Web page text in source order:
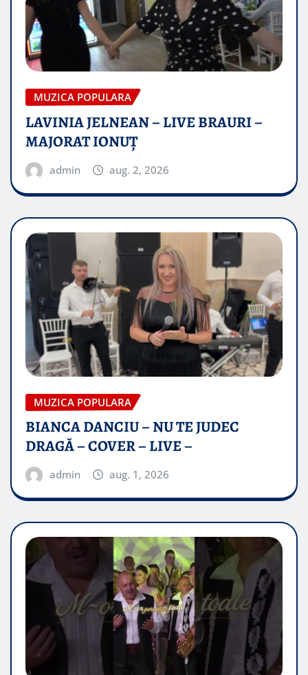
MUZICA POPULARA
LAVINIA JELNEAN – LIVE BRAURI –
MAJORAT IONUŢ
admin aug. 2, 2026
MUZICA POPULARA
BIANCA DANCIU – NU TE JUDEC
DRAGĂ – COVER – LIVE –
admin aug. 1, 2026